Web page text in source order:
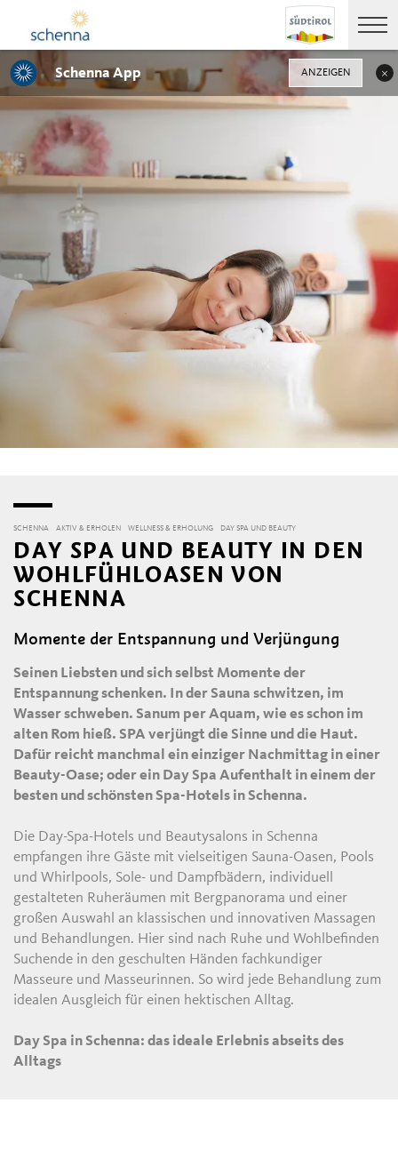
SCHENNA AKTIV & ERHOLEN WELLNESS & ERHOLUNG DAY SPA UND BEAUTY
DAY SPA UND BEAUTY IN DEN
WOHLFÜHLOASEN VON
SCHENNA
Momente der Entspannung und Verjüngung
Seinen Liebsten und sich selbst Momente der
Entspannung schenken. In der Sauna schwitzen, im
Wasser schweben. Sanum per Aquam, wie es schon im
alten Rom hieß. SPA verjüngt die Sinne und die Haut.
Dafür reicht manchmal ein einziger Nachmittag in einer
Beauty-Oase; oder ein Day Spa Aufenthalt in einem der
besten und schönsten Spa-Hotels in Schenna.
Die Day-Spa-Hotels und Beautysalons in Schenna
empfangen ihre Gäste mit vielseitigen Sauna-Oasen, Pools
und Whirlpools, Sole- und Dampfbädern, individuell
gestalteten Ruheräumen mit Bergpanorama und einer
großen Auswahl an klassischen und innovativen Massagen
und Behandlungen. Hier sind nach Ruhe und Wohlbefinden
Suchende in den geschulten Händen fachkundiger
Masseure und Masseurinnen. So wird jede Behandlung zum
idealen Ausgleich für einen hektischen Alltag.
Day Spa in Schenna: das ideale Erlebnis abseits des
Alltags
Schenna App ANZEIGEN